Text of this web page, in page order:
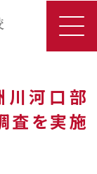
川河口部
査を実施